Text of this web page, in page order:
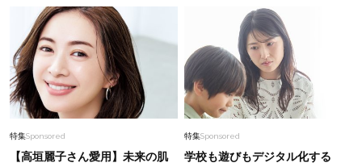
特集Sponsored
【高垣麗子さん愛用】未来の肌
特集Sponsored
学校も遊びもデジタル化する